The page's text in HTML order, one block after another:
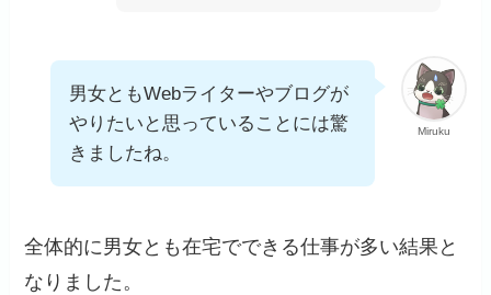
Miruku
男女ともWebライターやブログが
やりたいと思っていることには驚
きましたね。
全体的に男女とも在宅でできる仕事が多い結果と
なりました。